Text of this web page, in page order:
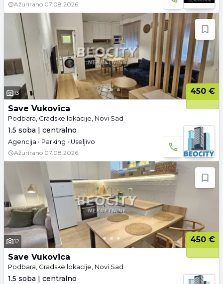
Ažurirano 07.08.2026.
13
450 €
Save Vukovica
Podbara, Gradske lokacije, Novi Sad
1.5 soba | centralno
Agencija • Parking • Useljivo
Ažurirano 07.08.2026.
12
450 €
Save Vukovica
Podbara, Gradske lokacije, Novi Sad
1.5 soba | centralno